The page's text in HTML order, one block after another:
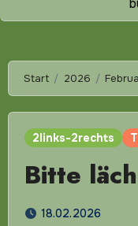
Start 2026
2links-2rechts
Bitte
18.02.2026